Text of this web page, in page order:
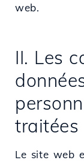
web.
II. Les
traitées
Le site web